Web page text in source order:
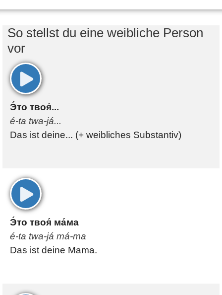
So stellst du eine weibliche Person
vor
00:00
Э́то твоя́...
é-ta twa-já...
Das ist deine... (+ weibliches Substantiv)
00:00
Э́то твоя́ ма́ма
é-ta twa-já má-ma
Das ist deine Mama.